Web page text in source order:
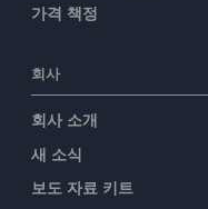
가격 책정
회사
회사 소개
새 소식
보도 자료 키트